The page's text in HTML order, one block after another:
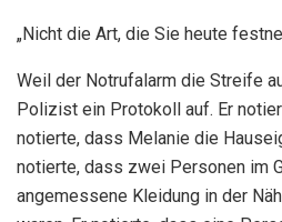
„Nicht die Art, die Sie heute
Weil der Notrufalarm die Streife
Polizist ein Protokoll auf. Er
notierte, dass Melanie die
notierte, dass zwei Personen im
angemessene Kleidung in der